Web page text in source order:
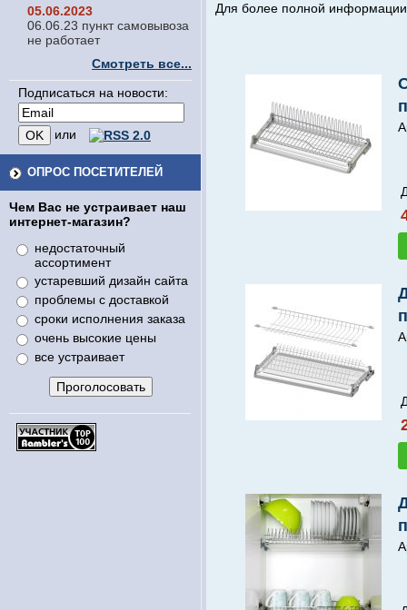
05.06.2023
06.06.23 пункт самовывоза
не работает
Смотреть все...
Подписаться на новости:
или
ОПРОС ПОСЕТИТЕЛЕЙ
Чем Вас не устраивает наш
интернет-магазин?
недостаточный
ассортимент
устаревший дизайн сайта
проблемы с доставкой
сроки исполнения заказа
очень высокие цены
все устраивает
Для более полной информации